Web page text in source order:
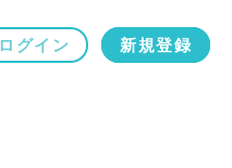
ログイン 新規登録